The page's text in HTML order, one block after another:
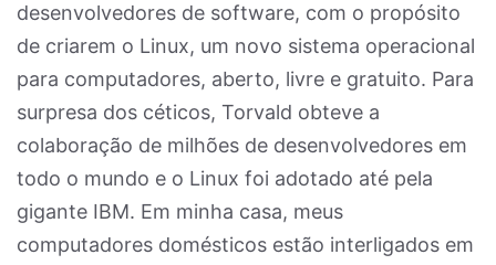
desenvolvedores de software, com o propósito
de criarem o Linux, um novo sistema operacional
para computadores, aberto, livre e gratuito. Para
surpresa dos céticos, Torvald obteve a
colaboração de milhões de desenvolvedores em
todo o mundo e o Linux foi adotado até pela
gigante IBM. Em minha casa, meus
computadores domésticos estão interligados em